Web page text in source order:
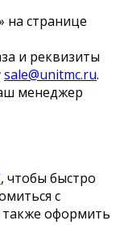
на странице
и реквизиты
sale@unitmc.ru.
менеджер
, чтобы быстро
с
оформить